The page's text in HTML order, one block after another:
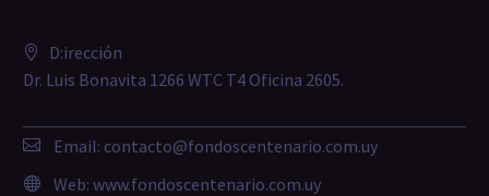
D:irección
Dr. Luis Bonavita 1266 WTC T4 Oficina 2605.
Email: contacto@fondoscentenario.com.uy
Web: www.fondoscentenario.com.uy